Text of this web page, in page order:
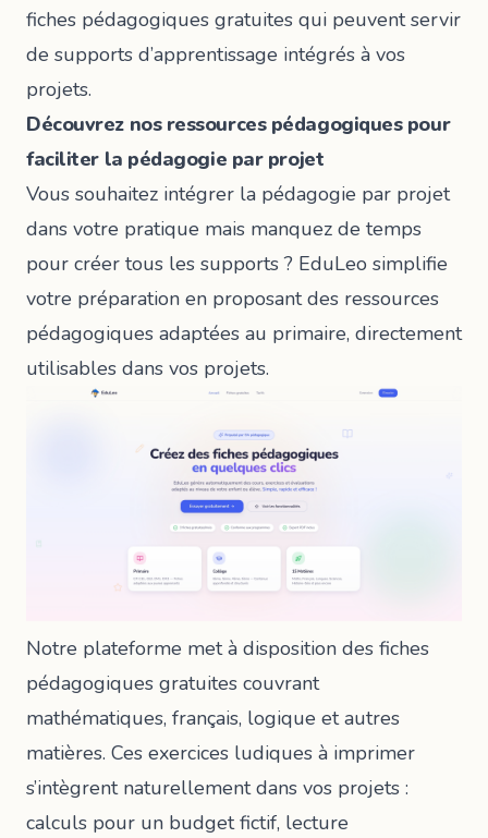
fiches pédagogiques gratuites qui peuvent servir
de supports d’apprentissage intégrés à vos
projets.
Découvrez nos ressources pédagogiques pour
faciliter la pédagogie par projet
Vous souhaitez intégrer la pédagogie par projet
dans votre pratique mais manquez de temps
pour créer tous les supports ? EduLeo simplifie
votre préparation en proposant des ressources
pédagogiques adaptées au primaire, directement
utilisables dans vos projets.
Notre plateforme met à disposition des fiches
pédagogiques gratuites couvrant
mathématiques, français, logique et autres
matières. Ces exercices ludiques à imprimer
s’intègrent naturellement dans vos projets :
calculs pour un budget fictif, lecture